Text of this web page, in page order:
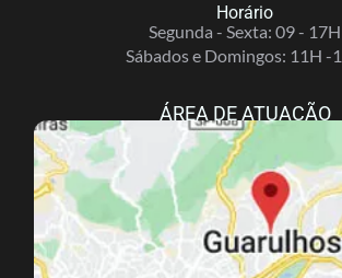
Horário
Segunda - Sexta: 09 - 17H
Sábados e Domingos: 11H -
ÁREA DE ATUAÇÃO